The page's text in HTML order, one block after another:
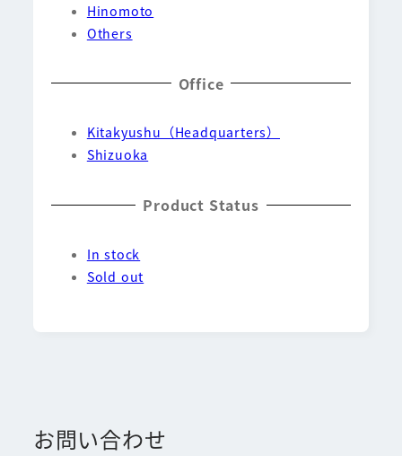
Hinomoto
Others
Office
Kitakyushu（Headquarters）
Shizuoka
Product Status
In stock
Sold out
お問い合わせ